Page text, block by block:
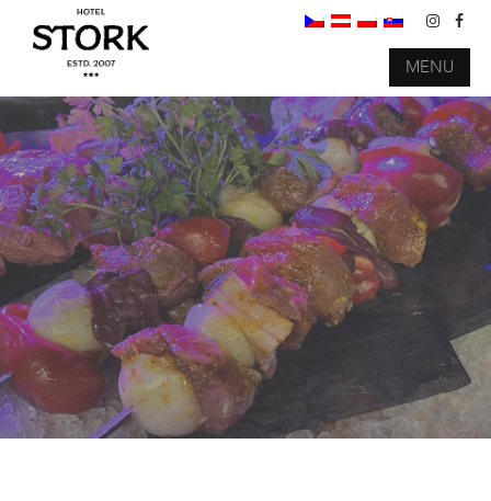
MENU
używamy tylko wysokiej jakości
składników